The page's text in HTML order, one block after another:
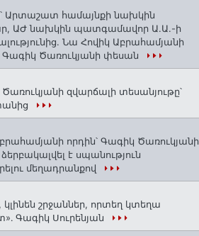
Արտաշատ համայնքի նախկին
ԱԺ նախկին պատգամավոր Ա.Ա.-ի
Նա Հովիկ Աբրահամյանի
Գագիկ Ծառուկյանի փեսան
զվարճալի տեսանյութը՝
որդին՝ Գագիկ Ծառուկյանի
է սպանություն
մեղադրանքով
կլինեն շրջաններ, որտեղ կտեղա
Գագիկ Սուրենյան